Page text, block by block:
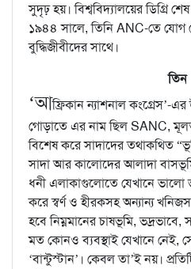
সুদৃঢ় হয়। বিশ্ববিদ্যালয়ের ডিগ্রি
১৯৪৪ সালে, তিনি ANC-তে
বুদ্ধিজীবীদের সাথে।
তিন
‘আফ্রিকান ন্যাশনাল কংগ্রেস’-
গোড়াতে এর নাম ছিল SANC, মূলত
বিশেষ করে সাদাদের তথাকথিত
সাদা আর কালোদের আলাদা
ধনী এলাকাগুলোতে যেখানে ভালো
করে স্বর্ণ ও হীরকসহ অন্যান্য
হবে নিম্নমানের চাষভূমি,
মত কোনও ব্যবস্থাই যেখানে নেই,
‘বান্টুস্টান’। কেবল তা’ই নয়।